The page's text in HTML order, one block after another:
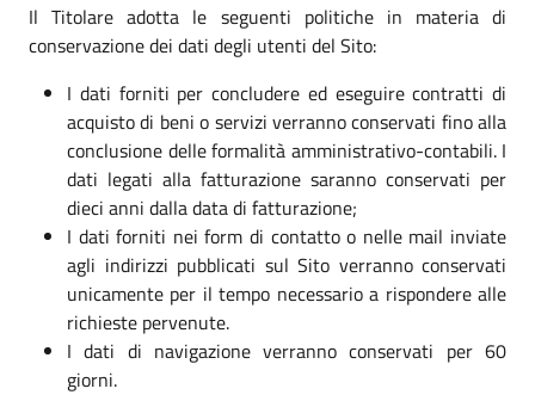
Il Titolare adotta le seguenti politiche in materia di
conservazione dei dati degli utenti del Sito:
I dati forniti per concludere ed eseguire contratti di
acquisto di beni o servizi verranno conservati fino alla
conclusione delle formalità amministrativo-contabili. I
dati legati alla fatturazione saranno conservati per
dieci anni dalla data di fatturazione;
I dati forniti nei form di contatto o nelle mail inviate
agli indirizzi pubblicati sul Sito verranno conservati
unicamente per il tempo necessario a rispondere alle
richieste pervenute.
I dati di navigazione verranno conservati per 60
giorni.